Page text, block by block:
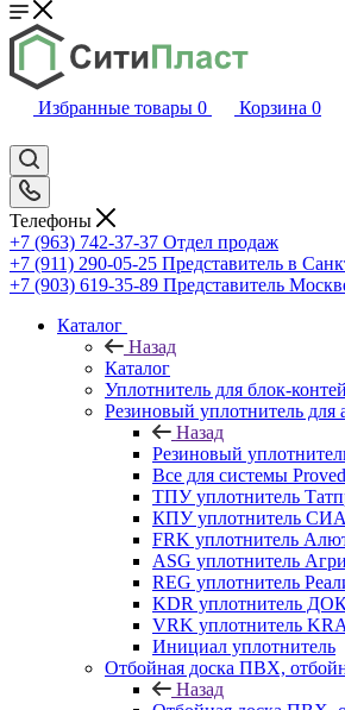
Избранные товары 0 Корзина 0
Телефоны
+7 (963) 742-37-37 Отдел продаж
+7 (911) 290-05-25 Представитель в
+7 (903) 619-35-89 Представитель
Каталог
Назад
Каталог
Уплотнитель для блок-
Резиновый уплотнитель
Назад
Резиновый
Все для системы
ТПУ уплотнитель
КПУ уплотнитель
FRK уплотнитель
ASG уплотнитель
REG уплотнитель
KDR уплотнитель
VRK уплотнитель
Инициал уплотнитель
Отбойная доска ПВХ,
Назад